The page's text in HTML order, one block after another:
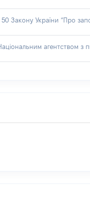
Закону України “Про
агентством з